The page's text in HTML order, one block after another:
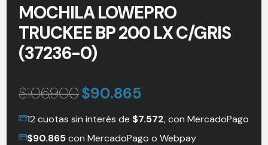
MOCHILA LOWEPRO
TRUCKEE BP 200 LX C/GRIS
(37236-0)
$106.900$90.865
12 cuotas sin interés de $7.572, con MercadoPago
$90.865con MercadoPago o Webpay